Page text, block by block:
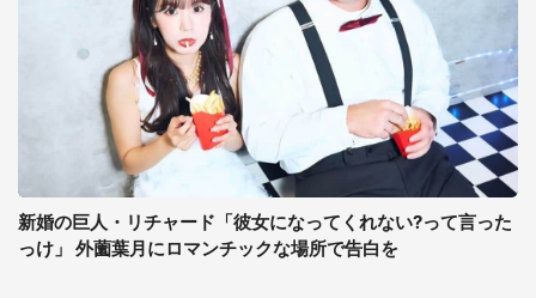
新婚の巨人・リチャード「彼女になってくれない?って言った
っけ」 外薗葉月にロマンチックな場所で告白を